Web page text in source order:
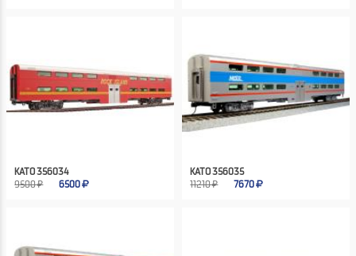
KATO 356034
9500 ₽
6500
KATO 356035
11210 ₽
7670